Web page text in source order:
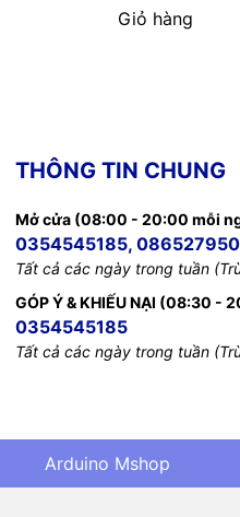
Giỏ hàng
THÔNG TIN CHUNG
Mở cửa (08:00 - 20:00 mỗi
0354545185,
Tất cả các ngày trong tuần
GÓP Ý & KHIẾU NẠI (08:30 -
0354545185
Tất cả các ngày trong tuần
Arduino Mshop